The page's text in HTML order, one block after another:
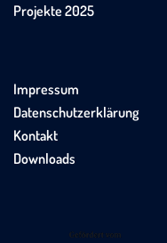
Projekte 2025
Impressum
Datenschutzerklärung
Kontakt
Downloads